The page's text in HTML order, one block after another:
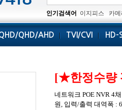
인기검색어 이지피스 카메
QHD/AHD TVI/CVI HD-
[★한정수량
네트워크 POE NVR 4
원, 입력/출력 대역폭 :